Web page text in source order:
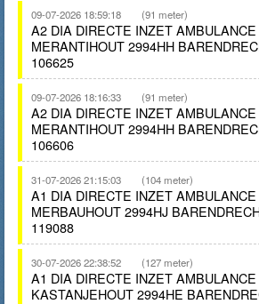
09-07-2026 18:59:18 (91 meter)
A2 DIA DIRECTE INZET
MERANTIHOUT 2994HH
106625
09-07-2026 18:16:33 (91 meter)
A2 DIA DIRECTE INZET
MERANTIHOUT 2994HH
106606
31-07-2026 21:15:03 (104 meter)
A1 DIA DIRECTE INZET
MERBAUHOUT 2994HJ
119088
30-07-2026 22:38:52 (127 meter)
A1 DIA DIRECTE INZET
KASTANJEHOUT 2994HE